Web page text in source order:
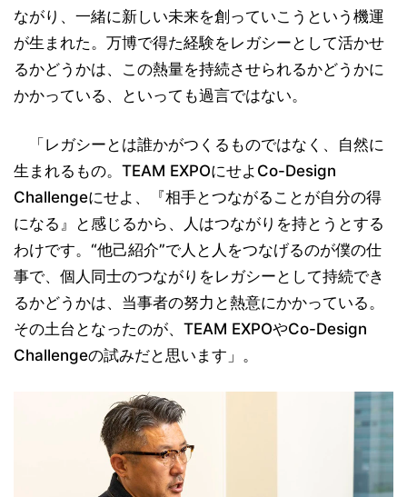
ながり、一緒に新しい未来を創っていこうという機運
が生まれた。万博で得た経験をレガシーとして活かせ
るかどうかは、この熱量を持続させられるかどうかに
かかっている、といっても過言ではない。
「レガシーとは誰かがつくるものではなく、自然に
生まれるもの。TEAM EXPOにせよCo-Design
Challengeにせよ、『相手とつながることが自分の得
になる』と感じるから、人はつながりを持とうとする
わけです。“他己紹介”で人と人をつなげるのが僕の仕
事で、個人同士のつながりをレガシーとして持続でき
るかどうかは、当事者の努力と熱意にかかっている。
その土台となったのが、TEAM EXPOやCo-Design
Challengeの試みだと思います」。